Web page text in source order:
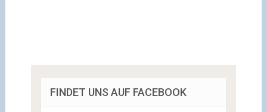
FINDET UNS AUF FACEBOOK